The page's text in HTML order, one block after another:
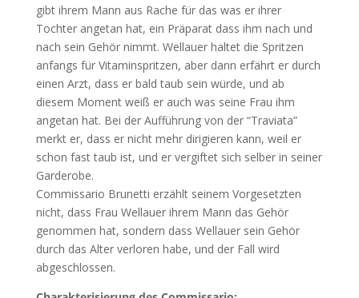
gibt ihrem Mann aus Rache für das was er ihrer
Tochter angetan hat, ein Präparat dass ihm nach und
nach sein Gehör nimmt. Wellauer haltet die Spritzen
anfangs für Vitaminspritzen, aber dann erfährt er durch
einen Arzt, dass er bald taub sein würde, und ab
diesem Moment weiß er auch was seine Frau ihm
angetan hat. Bei der Aufführung von der “Traviata”
merkt er, dass er nicht mehr dirigieren kann, weil er
schon fast taub ist, und er vergiftet sich selber in seiner
Garderobe.
Commissario Brunetti erzählt seinem Vorgesetzten
nicht, dass Frau Wellauer ihrem Mann das Gehör
genommen hat, sondern dass Wellauer sein Gehör
durch das Alter verloren habe, und der Fall wird
abgeschlossen.